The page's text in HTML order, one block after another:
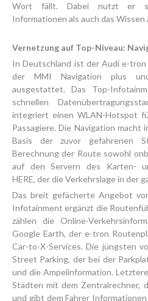
Wort fällt. Dabei nutzt er
Informationen als auch das Wissen
Vernetzung auf Top-Niveau:
In Deutschland ist der Audi e-
der MMI Navigation plus
ausgestattet. Das Top-
schnellen
integriert einen WLAN-Hotspot
Passagiere. Die Navigation
Basis der zuvor gefahrenen
Berechnung der Route sowohl
auf den Servern des Karten-
HERE, der die Verkehrslage in der
Das breit gefächerte Angebot
Infotainment ergänzt die
zählen die Online-
Google Earth, der e-tron
Car-to-X-Services. Die jüngsten
Street Parking, der bei der
und die Ampelinformation.
Städten mit dem Zentralrechner,
und gibt dem Fahrer